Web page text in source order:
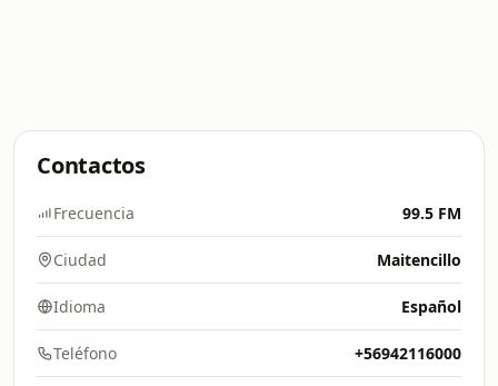
Contactos
Frecuencia 99.5 FM
Ciudad Maitencillo
Idioma Español
Teléfono +56942116000